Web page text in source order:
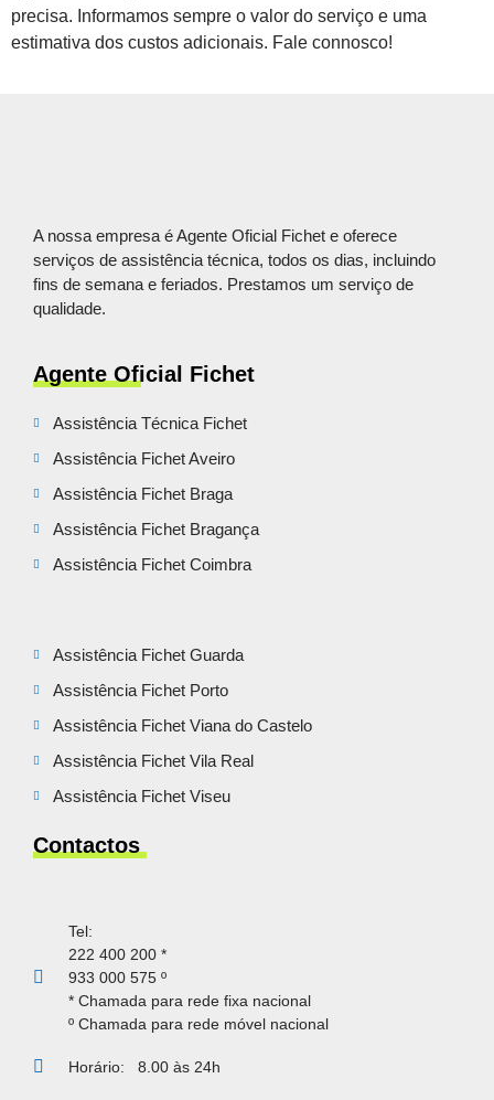
precisa. Informamos sempre o valor do serviço e uma
estimativa dos custos adicionais. Fale connosco!
A nossa empresa é Agente Oficial Fichet e oferece
serviços de assistência técnica, todos os dias, incluindo
fins de semana e feriados. Prestamos um serviço de
qualidade.
Agente Oficial Fichet
Assistência Técnica Fichet
Assistência Fichet Aveiro
Assistência Fichet Braga
Assistência Fichet Bragança
Assistência Fichet Coimbra
Assistência Fichet Guarda
Assistência Fichet Porto
Assistência Fichet Viana do Castelo
Assistência Fichet Vila Real
Assistência Fichet Viseu
Contactos
Tel:
222 400 200 *
933 000 575 º
* Chamada para rede fixa nacional
º Chamada para rede móvel nacional
Horário: 8.00 às 24h